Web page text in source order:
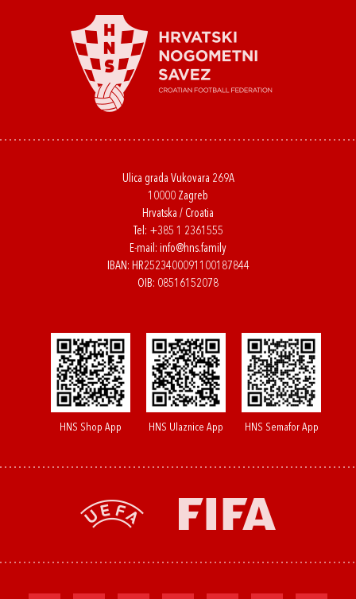
Ulica grada Vukovara 269A
10000 Zagreb
Hrvatska / Croatia
Tel: +385 1 2361555
E-mail: info@hns.family
IBAN: HR2523400091100187844
OIB: 08516152078
HNS Shop App HNS Ulaznice App HNS Semafor App